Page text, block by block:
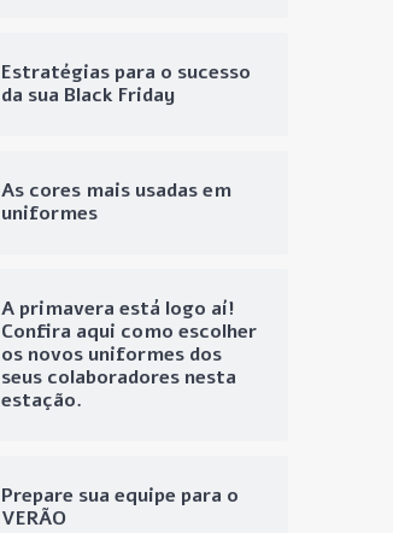
Estratégias para o sucesso
da sua Black Friday
As cores mais usadas em
uniformes
A primavera está logo aí!
Confira aqui como escolher
os novos uniformes dos
seus colaboradores nesta
estação.
Prepare sua equipe para o
VERÃO